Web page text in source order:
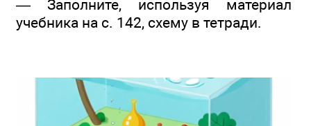
— Заполните, используя материал
учебника на с. 142, схему в тетради.